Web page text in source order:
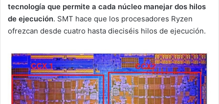
tecnología que permite a cada núcleo manejar dos hilos
de ejecución. SMT hace que los procesadores Ryzen
ofrezcan desde cuatro hasta dieciséis hilos de ejecución.